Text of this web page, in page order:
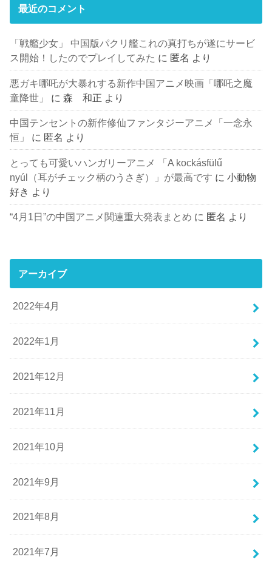
最近のコメント
「戦艦少女」 中国版パクリ艦これの真打ちが遂にサービ
ス開始！したのでプレイしてみた に 匿名 より
悪ガキ哪吒が大暴れする新作中国アニメ映画「哪吒之魔
童降世」
に森 和正 より
中国テンセントの新作修仙ファンタジーアニメ「一念永
恒」
に 匿名 より
とっても可愛いハンガリーアニメ 「A kockásfülű
nyúl（耳がチェック柄のうさぎ）」が最高です に小動物
好き
より
“4月1日”の中国アニメ関連重大発表まとめ に 匿名 より
アーカイブ
2022年4月
2022年1月
2021年12月
2021年11月
2021年10月
2021年9月
2021年8月
2021年7月